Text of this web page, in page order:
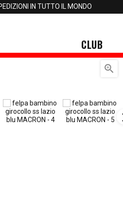
IN TUTTO IL MONDO
CLUB
